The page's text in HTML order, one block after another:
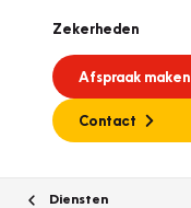
Zekerheden
Afspraak maken
Contact
Diensten